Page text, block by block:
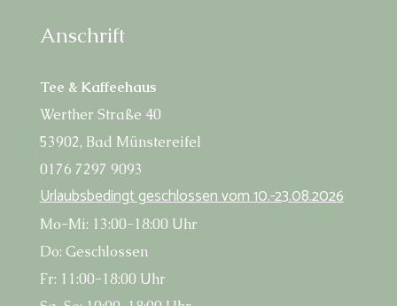
Anschrift
Tee & Kaffeehaus
Wert­her Stra­ße 40
53902, Bad Münstereifel
0176 7297 9093
Urlaubs­be­dingt geschlos­sen vom 10.-23.08.2026
Mo-Mi: 13:00-18:00 Uhr
Do: Geschlossen
Fr: 11:00-18:00 Uhr